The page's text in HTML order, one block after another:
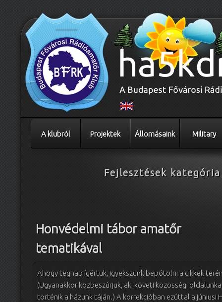
A klubról Projektek Állomásaink Military
Fejlesztések
Honvédelmi tábor amatőr
tematikával
Ahogy tegnap ígértük, igyekszünk bepótolni a cikkek
(Ugyanakkor közbeszúrjuk, aki követi közösségi
történik a házunk táján.) A korrekcióban ezúttal a júniusi